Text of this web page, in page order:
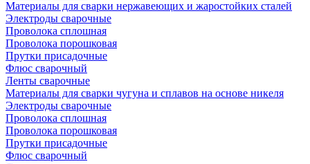
Материалы для сварки нержавеющих и жаростойких сталей
Электроды сварочные
Проволока сплошная
Проволока порошковая
Прутки присадочные
Флюс сварочный
Ленты сварочные
Материалы для сварки чугуна и сплавов на основе никеля
Электроды сварочные
Проволока сплошная
Проволока порошковая
Прутки присадочные
Флюс сварочный